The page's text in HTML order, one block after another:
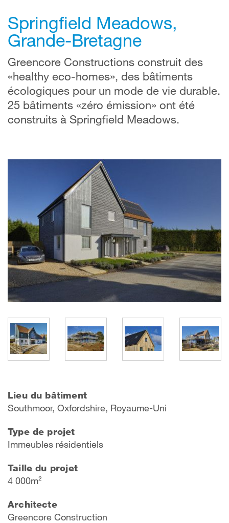
Springfield Meadows,
Grande-Bretagne
Greencore Constructions construit des
«healthy eco-homes», des bâtiments
écologiques pour un mode de vie durable.
25 bâtiments «zéro émission» ont été
construits à Springfield Meadows.
Lieu du bâtiment
Southmoor, Oxfordshire, Royaume-Uni
Type de projet
Immeubles résidentiels
Taille du projet
4 000m²
Architecte
Greencore Construction